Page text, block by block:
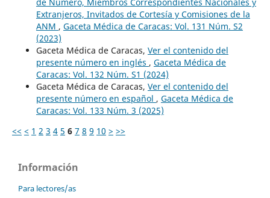
Extranjeros, Invitados de Cortesía y Comisiones de la
ANM , Gaceta Médica de Caracas: Vol. 131 Núm. S2
(2023)
Gaceta Médica de Caracas, Ver el contenido del
presente número en inglés , Gaceta Médica de
Caracas: Vol. 132 Núm. S1 (2024)
Gaceta Médica de Caracas, Ver el contenido del
presente número en español , Gaceta Médica de
Caracas: Vol. 133 Núm. 3 (2025)
<< < 1 2 3 4 5 6 7 8 9 10 > >>
Información
Para lectores/as